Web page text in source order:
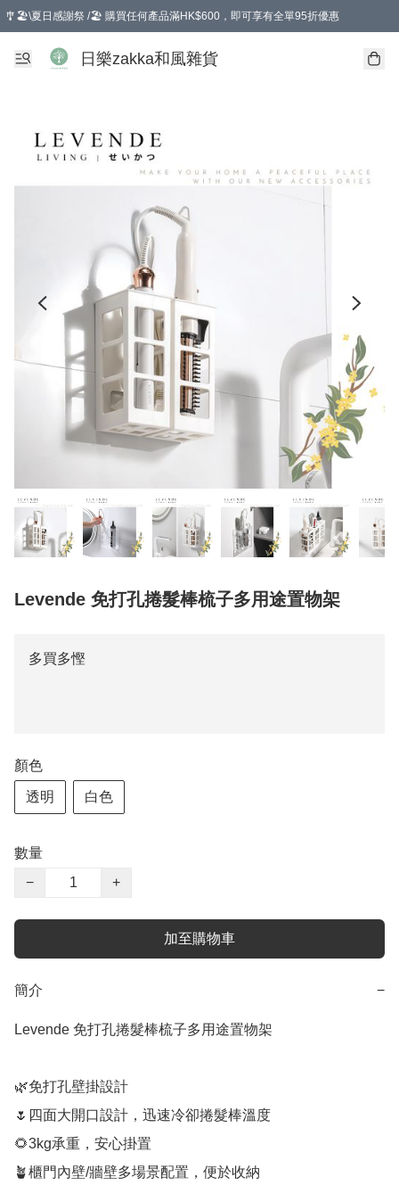
🎐🏖️\夏日感謝祭 /🏖️ 購買任何產品滿HK$600，即可享有全單95折優惠
選擇GoGoX住宅/工商地址配送，單一訂單消費購物滿HK$680(折扣後），可享有
日樂zakka和風雜貨
Levende 免打孔捲髮棒梳子多用途置物架
多買多慳
顏色
透明 白色
數量
−
+
加至購物車
簡介 −
Levende 免打孔捲髮棒梳子多用途置物架
🌿免打孔壁掛設計
🌷四面大開口設計，迅速冷卻捲髮棒溫度
🌻3kg承重，安心掛置
🪴櫃門內壁/牆壁多場景配置，便於收納